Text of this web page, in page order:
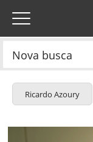
Ricardo Azoury